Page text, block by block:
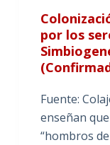
por los
Fuente:
enseñan
“hombros